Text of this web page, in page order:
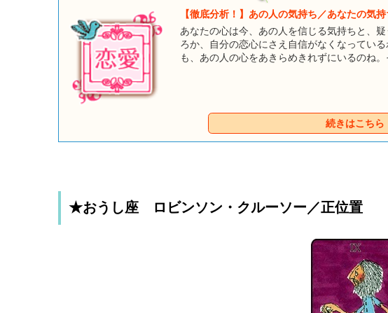
【徹底分析！】あの人の気持ち／あなたの気
あなたの心は今、あの人を信じる気持ちと、
ろか、自分の恋心にさえ自信がなくなってい
も、あの人の心をあきらめきれずにいるのね
続きはこちら
★おうし座 ロビンソン・クルーソー／正位置